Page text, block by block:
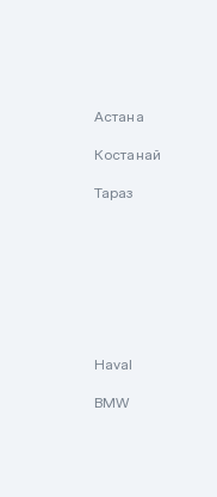
Астана
Костанай
Тараз
Haval
BMW